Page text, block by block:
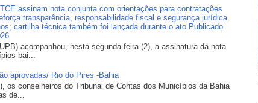
assinam nota conjunta com orientações para contratações
transparência, responsabilidade fiscal e segurança jurídica
cartilha técnica também foi lançada durante o ato Publicado
acompanhou, nesta segunda-feira (2), a assinatura da nota
bai...
aprovadas/ Rio do Pires -Bahia
os conselheiros do Tribunal de Contas dos Municípios da Bahia
de...